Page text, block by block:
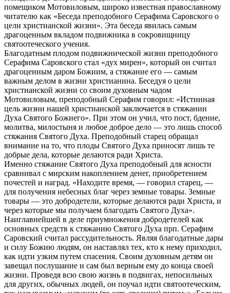
помещиком Мотовиловым, широко известная православному
читателю как «Беседа преподобного Серафима Саровского о
цели христианской жизни». Эта беседа явилась самым
драгоценным вкладом подвижника в сокровищницу
святоотеческого учения.
Благодатным плодом подвижнической жизни преподобного
Серафима Саровского стал «дух мирен», который он считал
драгоценным даром Божиим, а стяжание его — самым
важным делом в жизни христианина. Беседуя о цели
христианской жизни со своим духовным чадом
Мотовиловым, преподобный Серафим говорил: «Истинная
цель жизни нашей христианской заключается в стяжании
Духа Святого Божиего». При этом он учил, что пост, бдение,
молитва, милостыня и любое доброе дело — это лишь способ
стяжания Святого Духа. Преподобный старец обращал
внимание на то, что плоды Святого Духа приносят лишь те
добрые дела, которые делаются ради Христа.
Именно стяжание Святого Духа преподобный для ясности
сравнивал с мирским накоплением денег, приобретением
почестей и наград. «Находите время, — говорил старец, —
для получения небесных благ через земные товары. Земные
товары — это добродетели, которые делаются ради Христа, и
через которые мы получаем благодать Святого Духа».
Наиглавнейшей в деле приумножения добродетелей как
основных средств к стяжанию Святого Духа прп. Серафим
Саровский считал рассудительность. Являя благодатные дары
и силу Божию людям, он наставлял тех, кто к нему приходил,
как идти узким путем спасения. Своим духовным детям он
завещал послушание и сам был верным ему до конца своей
жизни. Проведя всю свою жизнь в подвигах, непосильных
для других, обычных людей, он поучал идти святоотеческим,